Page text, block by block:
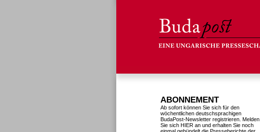
ABONNEMENT
Ab sofort können Sie sich für den
wöchentlichen deutschsprachigen
BudaPost-Newsletter registrieren. Melden
Sie sich HIER an und erhalten Sie noch